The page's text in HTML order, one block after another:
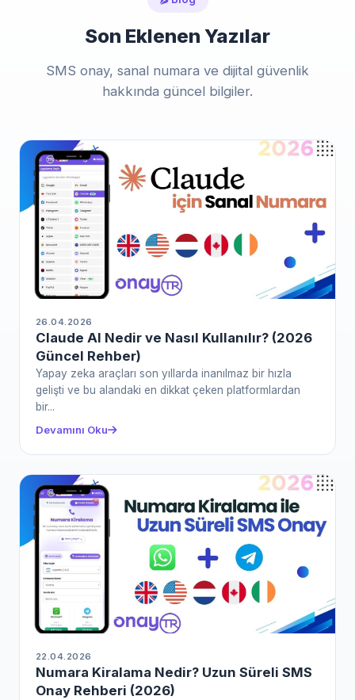
Son Eklenen Yazılar
SMS onay, sanal numara ve dijital güvenlik
hakkında güncel bilgiler.
26.04.2026
Claude AI Nedir ve Nasıl Kullanılır? (2026
Güncel Rehber)
Yapay zeka araçları son yıllarda inanılmaz bir hızla
gelişti ve bu alandaki en dikkat çeken platformlardan
bir...
Devamını Oku
22.04.2026
Numara Kiralama Nedir? Uzun Süreli SMS
Onay Rehberi (2026)